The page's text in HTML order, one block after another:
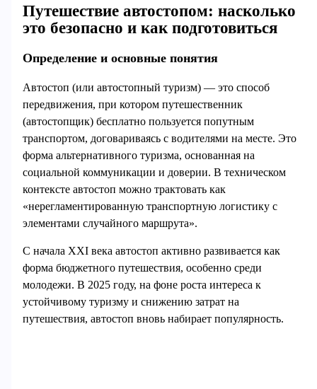
Путешествие автостопом: насколько
это безопасно и как подготовиться
Определение и основные понятия
Автостоп (или автостопный туризм) — это способ
передвижения, при котором путешественник
(автостопщик) бесплатно пользуется попутным
транспортом, договариваясь с водителями на месте. Это
форма альтернативного туризма, основанная на
социальной коммуникации и доверии. В техническом
контексте автостоп можно трактовать как
«нерегламентированную транспортную логистику с
элементами случайного маршрута».
С начала XXI века автостоп активно развивается как
форма бюджетного путешествия, особенно среди
молодежи. В 2025 году, на фоне роста интереса к
устойчивому туризму и снижению затрат на
путешествия, автостоп вновь набирает популярность.